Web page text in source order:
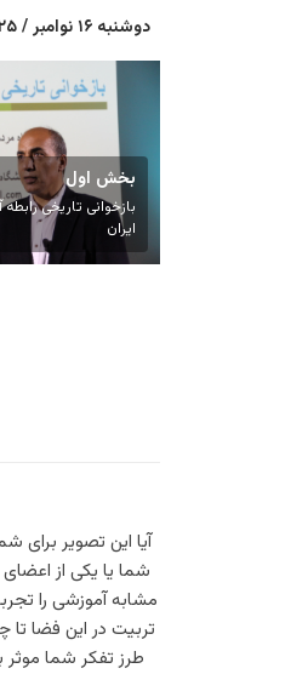
دوشنبه ۱۶ نوامبر / ۲۵ آذر
بخش اول
بازخوانی تاریخی
ایران
آیا این تصویر برای
شما یا یکی از
مشابه آموزشی را
تربیت در این فضا
طرز تفکر شما